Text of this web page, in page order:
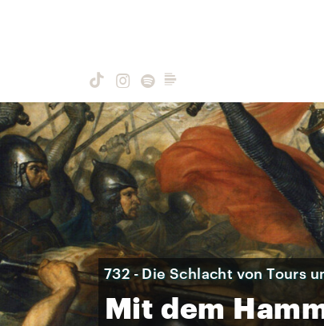
732 - Die Schlacht von Tours
Mit dem